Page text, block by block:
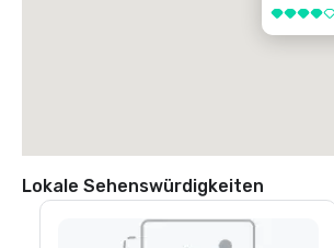
4 von 5
Lokale Sehenswürdigkeiten